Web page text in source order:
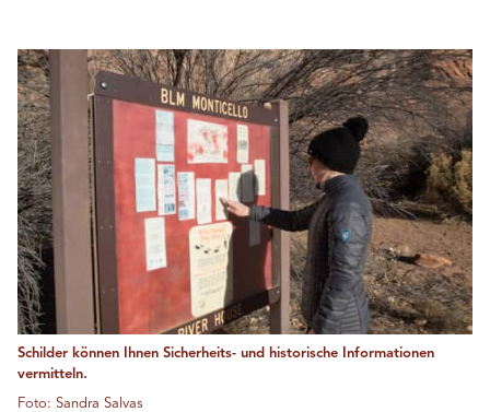
Schilder können Ihnen Sicherheits- und historische Informationen
vermitteln.
Foto: Sandra Salvas